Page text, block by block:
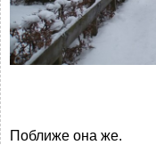
Поближе она же.